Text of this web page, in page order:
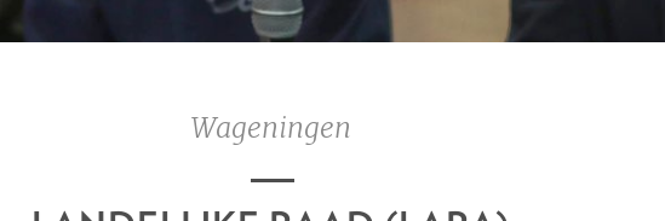
Wageningen